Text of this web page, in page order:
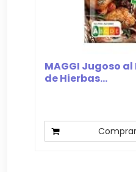
MAGGI Jugoso
de Hierbas...